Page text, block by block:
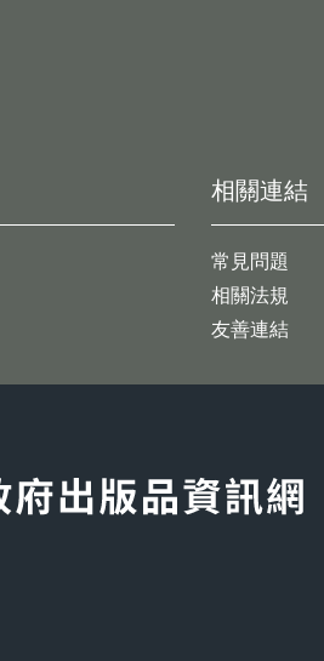
相關連結
常見問題
相關法規
友善連結